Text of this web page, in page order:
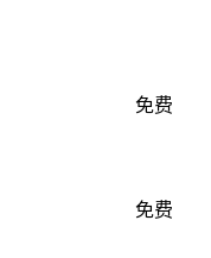
免费
免费